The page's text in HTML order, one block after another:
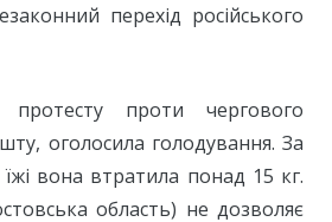
перехід російського
проти чергового
оголосила голодування. За
вона втратила понад 15 кг.
область) не дозволяє